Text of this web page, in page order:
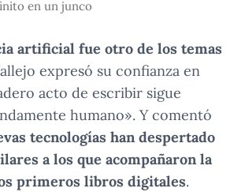
en un junco
artificial fue otro de los temas
expresó su confianza en
acto de escribir sigue
humano». Y comentó
tecnologías han despertado
a los que acompañaron la
primeros libros digitales.